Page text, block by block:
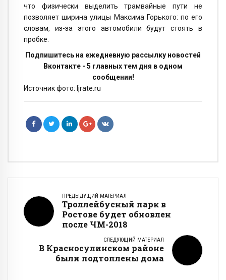
что физически выделить трамвайные пути не
позволяет ширина улицы Максима Горького: по его
словам, из-за этого автомобили будут стоять в
пробке.
Подпишитесь на ежедневную рассылку новостей
Вконтакте - 5 главных тем дня в одном
сообщении!
Источник фото: ljrate.ru
ПРЕДЫДУЩИЙ МАТЕРИАЛ
Троллейбусный парк в
Ростове будет обновлен
после ЧМ-2018
СЛЕДУЮЩИЙ МАТЕРИАЛ
В Красносулинском районе
были подтоплены дома